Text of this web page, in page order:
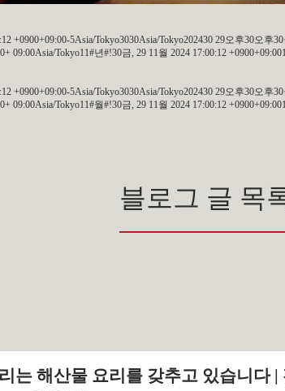
+0900+09:00-5Asia/Tokyo3030Asia/Tokyo202430 29오후30오후
09:00Asia/Tokyo11#년#!30금, 29 11월 2024 17:00:12
+0900+09:00-5Asia/Tokyo3030Asia/Tokyo202430 29오후30오후
09:00Asia/Tokyo11#월#!30금, 29 11월 2024 17:00:12
블로그 글 목
는 해산물 요리를 갖추고 있습니다 |